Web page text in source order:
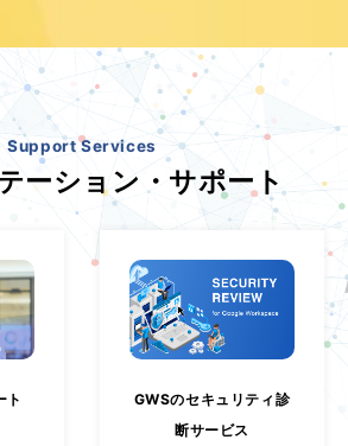
Support Services
ーション・サポート
ト
GWSのセキュリティ診
断サービス